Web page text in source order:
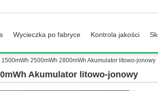
Wycieczka po fabryce Kontrola jakości
1500mWh 2500mWh 2800mWh Akumulator litowo-jonowy
Akumulator litowo-jonowy